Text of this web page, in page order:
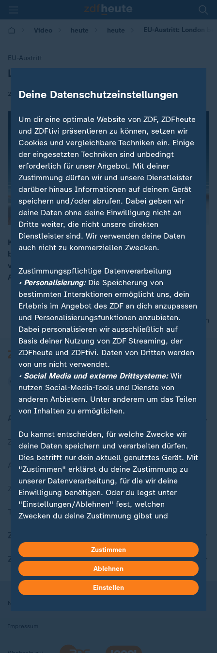
Video heute heute EU-Austritt: London
EU-Austritt
:London beantragt Brexit-Verschiebung
20.10.2019 | 08:57
Kein Licht am Ende des Brexit-Tunnels: Nachdem das
britische Parlament die Entscheidung über den Deal
vertagt hatte, hat Premier Johnson bei der EU um
Aufschub gebeten.
nach oben
Zuletzt veröffentlicht
Aktuelle Sendungs-Videos
ZDFheute Stories
Themen im Überblick
ZDFheute Apps
Nutzungsbedingungen
Impressum
Deine Datenschutzeinstellungen
Um dir eine optimale Website von ZDF, ZDFheute
und ZDFtivi präsentieren zu können, setzen wir
Cookies und vergleichbare Techniken ein. Einige
der eingesetzten Techniken sind unbedingt
erforderlich für unser Angebot. Mit deiner
Zustimmung dürfen wir und unsere Dienstleister
darüber hinaus Informationen auf deinem Gerät
speichern und/oder abrufen. Dabei geben wir
deine Daten ohne deine Einwilligung nicht an
Dritte weiter, die nicht unsere direkten
Dienstleister sind. Wir verwenden deine Daten
auch nicht zu kommerziellen Zwecken.
Zustimmungspflichtige Datenverarbeitung
• Personalisierung:Die Speicherung von
bestimmten Interaktionen ermöglicht uns, dein
Erlebnis im Angebot des ZDF an dich anzupassen
und Personalisierungsfunktionen anzubieten.
Dabei personalisieren wir ausschließlich auf
Basis deiner Nutzung von ZDF Streaming, der
ZDFheute und ZDFtivi. Daten von Dritten werden
von uns nicht verwendet.
• Social Media und externe Drittsysteme:Wir
nutzen Social-Media-Tools und Dienste von
anderen Anbietern. Unter anderem um das Teilen
von Inhalten zu ermöglichen.
Du kannst entscheiden, für welche Zwecke wir
deine Daten speichern und verarbeiten dürfen.
Dies betrifft nur dein aktuell genutztes Gerät. Mit
"Zustimmen" erklärst du deine Zustimmung zu
unserer Datenverarbeitung, für die wir deine
Einwilligung benötigen. Oder du legst unter
"Einstellungen/Ablehnen" fest, welchen
Zwecken du deine Zustimmung gibst und
in deinen Einstellungen widerrufen oder ändern.
Hier findest du das Impressum.
Weitere Informationen findest du in unserer
Datenschutzerklärung.
Zustimmen
Ablehnen
Einstellen